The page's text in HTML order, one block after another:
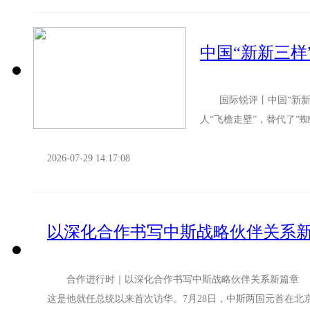
中国“新新三
国际锐评丨中国“新新
人“飞檐走壁”，替代了“
2026-07-29 14:17:08
以深化合作书写中斯战略伙伴关系
合作进行时｜以深化合作书写中斯战略伙伴关系新篇章
这是他就任总统以来首次访华。7月28日，中斯两国元首